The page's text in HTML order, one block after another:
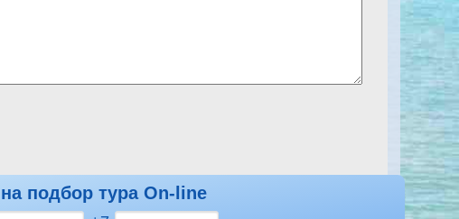
Посмотреть другие отзывы на Hilton Taba Resort & Nelson Village
подбор тура On-line